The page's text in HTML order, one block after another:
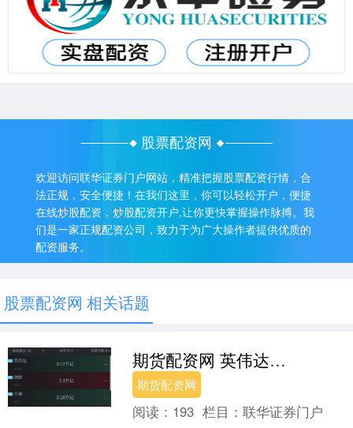
股票配资网
欢迎访问联华证券门户网站，精准把握股票配资行情，合
法正规，安全便捷！在我们这里，你可以轻松开户，便捷
在线炒股配资，炒股配资开户,让你更快掌握操作脉搏。我
们是一家正规配资公司，致力于为广大操作者提供优质的
配资服务。
股票配资网 相关话题
期货配资网 英伟达再创新高 美股三巨头总市值首次突破10万亿美元
期货配资网
阅读： 193 栏目：联华证券门户